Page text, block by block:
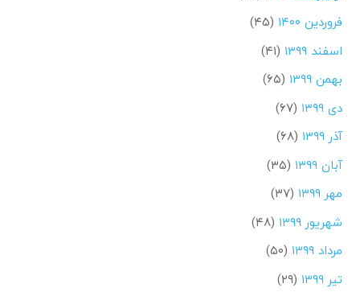
فروردین ۱۴۰۰
(۴۵)
اسفند ۱۳۹۹
(۴۱)
بهمن ۱۳۹۹
(۶۵)
دی ۱۳۹۹
(۶۷)
آذر ۱۳۹۹
(۶۸)
آبان ۱۳۹۹
(۳۵)
مهر ۱۳۹۹
(۳۷)
شهریور ۱۳۹۹
(۴۸)
مرداد ۱۳۹۹
(۵۰)
تیر ۱۳۹۹
(۲۹)